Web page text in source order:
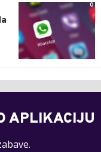
0
APLIKACIJU